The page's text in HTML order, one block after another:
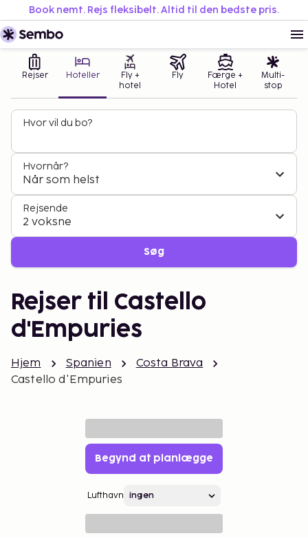
Book nemt. Rejs fleksibelt. Altid til den bedste pris.
Rejser Hoteller
Fly +
hotel
Fly
Færge +
Hotel
Multi-
stop
Hvor vil du bo?
Hvornår?
Når som helst
Rejsende
2 voksne
Søg
Rejser til Castello
d'Empuries
Hjem Spanien
Costa Brava
Castello d'Empuries
Begynd at planlægge
Lufthavn